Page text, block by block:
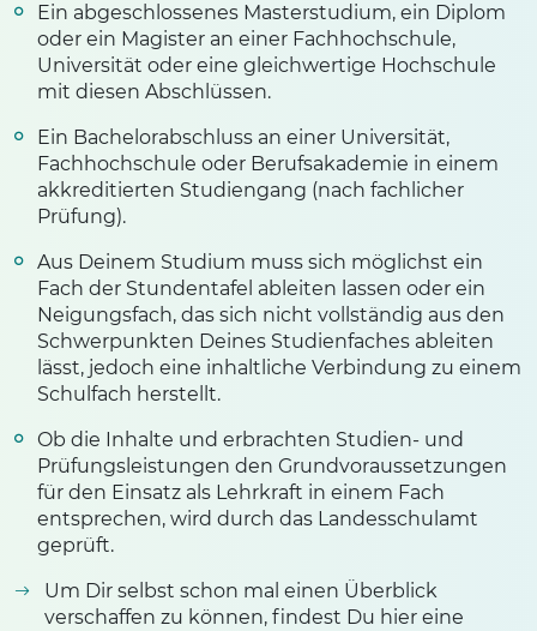
Ein abgeschlossenes Masterstudium, ein Diplom
oder ein Magister an einer Fachhochschule,
Universität oder eine gleichwertige Hochschule
mit diesen Abschlüssen.
Ein Bachelorabschluss an einer Universität,
Fachhochschule oder Berufsakademie in einem
akkreditierten Studiengang (nach fachlicher
Prüfung).
Aus Deinem Studium muss sich möglichst ein
Fach der Stundentafel ableiten lassen oder ein
Neigungsfach, das sich nicht vollständig aus den
Schwerpunkten Deines Studienfaches ableiten
lässt, jedoch eine inhaltliche Verbindung zu einem
Schulfach herstellt.
Ob die Inhalte und erbrachten Studien- und
Prüfungsleistungen den Grundvoraussetzungen
für den Einsatz als Lehrkraft in einem Fach
entsprechen, wird durch das Landesschulamt
geprüft.
Um Dir selbst schon mal einen Überblick
verschaffen zu können, findest Du hier eine